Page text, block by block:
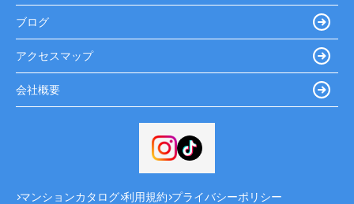
ブログ
アクセスマップ
会社概要
マンションカタログ 利用規約 プライバシーポリシー